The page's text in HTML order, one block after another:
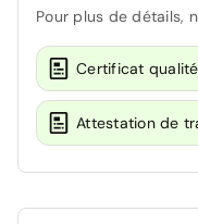
Pour plus de détails,
Certificat qualité
Attestation de